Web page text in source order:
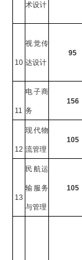
术设计
10
视觉传
达设计
95
11
电子商
务
156
12
现代物
流管理
105
13
民航运
输服务
与管理
105